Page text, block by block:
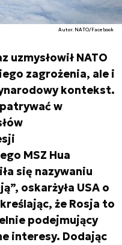
Autor. NATO/Facebook
uzmysłowił NATO
zagrożenia, ale i
kontekst.
w
MSZ Hua
się nazywaniu
oskarżyła USA o
że Rosja to
podejmujący
interesy. Dodając